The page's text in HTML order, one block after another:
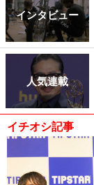
インタビュー
人気連載
イチオシ記事